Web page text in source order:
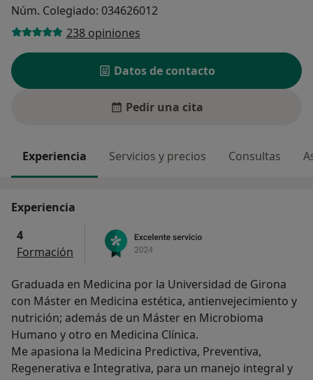
Núm. Colegiado: 034626012
238 opiniones
Datos de contacto
Pedir una cita
Experiencia Servicios y precios Consultas
Experiencia
4
Formación
Graduada en Medicina por la Universidad de Girona
con Máster en Medicina estética, antienvejecimiento y
nutrición; además de un Máster en Microbioma
Humano y otro en Medicina Clínica.
Me apasiona la Medicina Predictiva, Preventiva,
Regenerativa e Integrativa, para un manejo integral y